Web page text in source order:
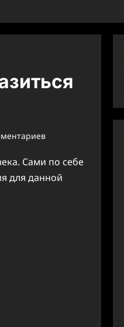
Сами по себе
для данной